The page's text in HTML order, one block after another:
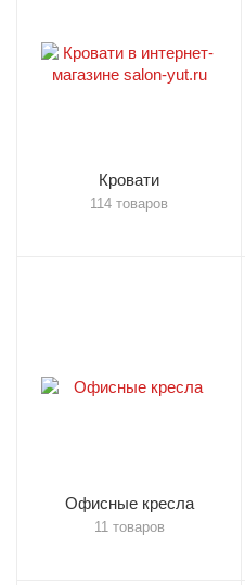
Кровати
114 товаров
Офисные кресла
11 товаров